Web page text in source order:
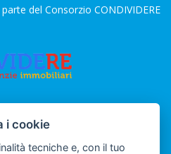
del Consorzio CONDIVIDERE
i cookie
tecniche e, con il tuo